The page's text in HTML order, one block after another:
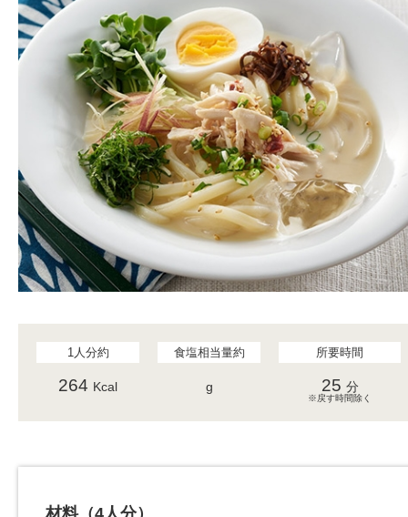
1人分約
264 Kcal
食塩相当量約
g
所要時間
25 分
※戻す時間除く
材料（4人分）